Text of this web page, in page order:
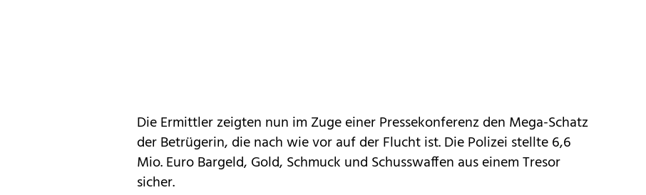
Die Ermittler zeigten nun im Zuge einer Pressekonferenz den Mega-Schatz
der Betrügerin, die nach wie vor auf der Flucht ist. Die Polizei stellte 6,6
Mio. Euro Bargeld, Gold, Schmuck und Schusswaffen aus einem Tresor
sicher.